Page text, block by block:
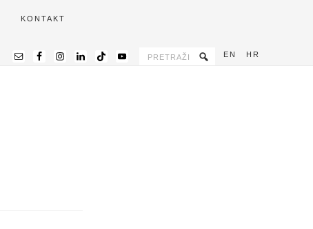
KONTAKT
EN HR